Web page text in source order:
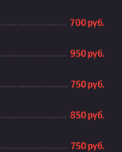
700 руб.
950 руб.
750 руб.
850 руб.
750 руб.